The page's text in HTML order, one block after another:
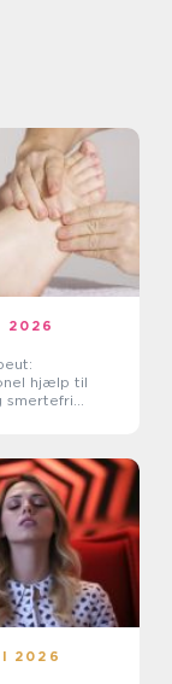
2026
hjælp til
smertefri
2026